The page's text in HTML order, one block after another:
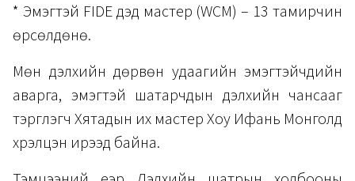
* Эмэгтэй FIDE дэд мастер (WCM) – 13 тамирчин
өрсөлдөнө.
Мөн дэлхийн дөрвөн удаагийн эмэгтэйчүүдийн
аварга, эмэгтэй шатарчдын дэлхийн чансааг
тэргүүлэгч Хятадын их мастер Хоу Ифань Монголд
хүрэлцэн ирээд байна.